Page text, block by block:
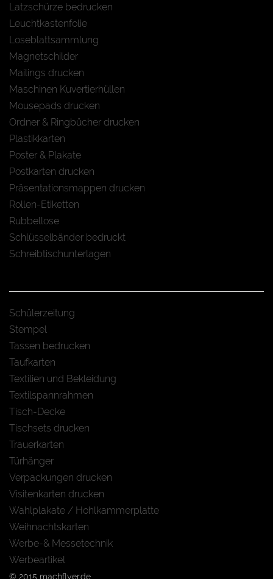
Latzschürze bedrucken
Leuchtkastenfolie
Loseblattsammlung
Magnetschilder
Mailings drucken
Maschinen Kuvertierhüllen
Mousepads drucken
Ordner & Ringbücher drucken
Plastikkarten
Poster & Plakate
Postkarten drucken
Präsentationsmappen drucken
Rollen-Etiketten
Rubbellose
Schlüsselbänder bedruckt
Schreibtischunterlagen
Schülerzeitung
Stempel
Tassen bedrucken
Taufkarten
Textilien und Bekleidung
Textilspannrahmen
Tisch-Decke
Tischsets drucken
Trauerkarten
Türhänger
Verpackungen drucken
Visitenkarten drucken
Wahlplakate / Hohlkammerplatte
Weihnachtskarten
Werbe-& Messetechnik
Werbeartikel
© 2015 machflyer.de